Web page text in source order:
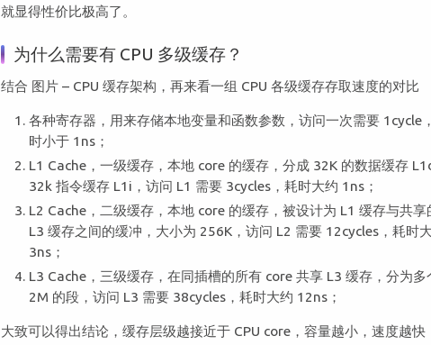
就显得性价比极高了。
为什么需要有 CPU 多级缓存？
结合 图片 – CPU 缓存架构，再来看一组 CPU 各级缓存存取速度的对比
各种寄存器，用来存储本地变量和函数参数，访问一次需要 1cycle
时小于 1ns；
L1 Cache，一级缓存，本地 core 的缓存，分成 32K 的数据缓存
32k 指令缓存 L1i，访问 L1 需要 3cycles，耗时大约 1ns；
L2 Cache，二级缓存，本地 core 的缓存，被设计为 L1 缓存与共享
L3 缓存之间的缓冲，大小为 256K，访问 L2 需要 12cycles，耗时
3ns；
L3 Cache，三级缓存，在同插槽的所有 core 共享 L3 缓存，分为多
2M 的段，访问 L3 需要 38cycles，耗时大约 12ns；
大致可以得出结论，缓存层级越接近于 CPU core，容量越小，速度越快